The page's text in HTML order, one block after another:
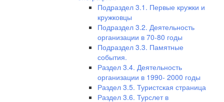
Подраздел 3.1. Первые кружки и
кружковцы
Подраздел 3.2. Деятельность
организации в 70-80 годы
Подраздел 3.3. Памятные
события.
Раздел 3.4. Деятельность
организации в 1990- 2000 годы
Раздел 3.5. Туристская страница
Раздел 3.6. Турслет в